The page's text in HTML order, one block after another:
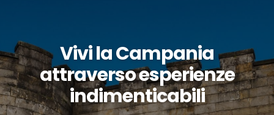
Vivi la Campania
attraverso esperienze
indimenticabili